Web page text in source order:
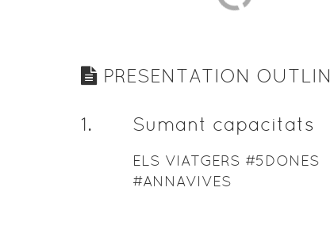
PRESENTATION
1. Sumant capacitats
ELS VIATGERS #5DONES
#ANNAVIVES